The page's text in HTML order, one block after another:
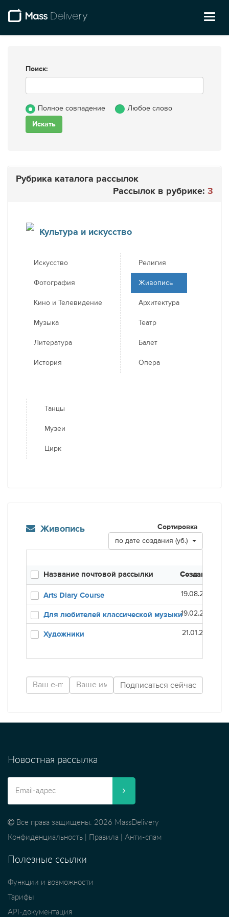
Поиск:
Полное совпадение Любое слово
Рубрика каталога рассылок
Рассылок в рубрике: 3
Культура и искусство
Искусство
Фотография
Кино и Телевидение
Музыка
Литература
История
Религия
Живопись
Архитектура
Театр
Балет
Опера
Танцы
Музеи
Цирк
Живопись
Сортировка
по дате создания (уб.)
Название почтовой рассылки Создана
Arts Diary Course 19.08.20
Для любителей классической музыки19.02.20
Художники 21.01.20
Новостная рассылка
Все права защищены. 2026 MassDelivery
Конфиденциальность
Правила Анти-спам
Полезные ссылки
Функции и возможности
Тарифы
API-документация